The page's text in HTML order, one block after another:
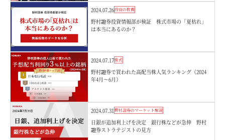
2024.07.26投資の教養
野村證券投資情報部が検証 株式市場の「夏枯れ」
は本当にあるのか？
2024.07.17株式
野村證券で買われた高配当株人気ランキング（2024
年4月～6月）
2024.07.31 野村證券のマーケット解説
日銀が追加利上げを決定 銀行株などが急伸 野村
證券ストラテジストの見方